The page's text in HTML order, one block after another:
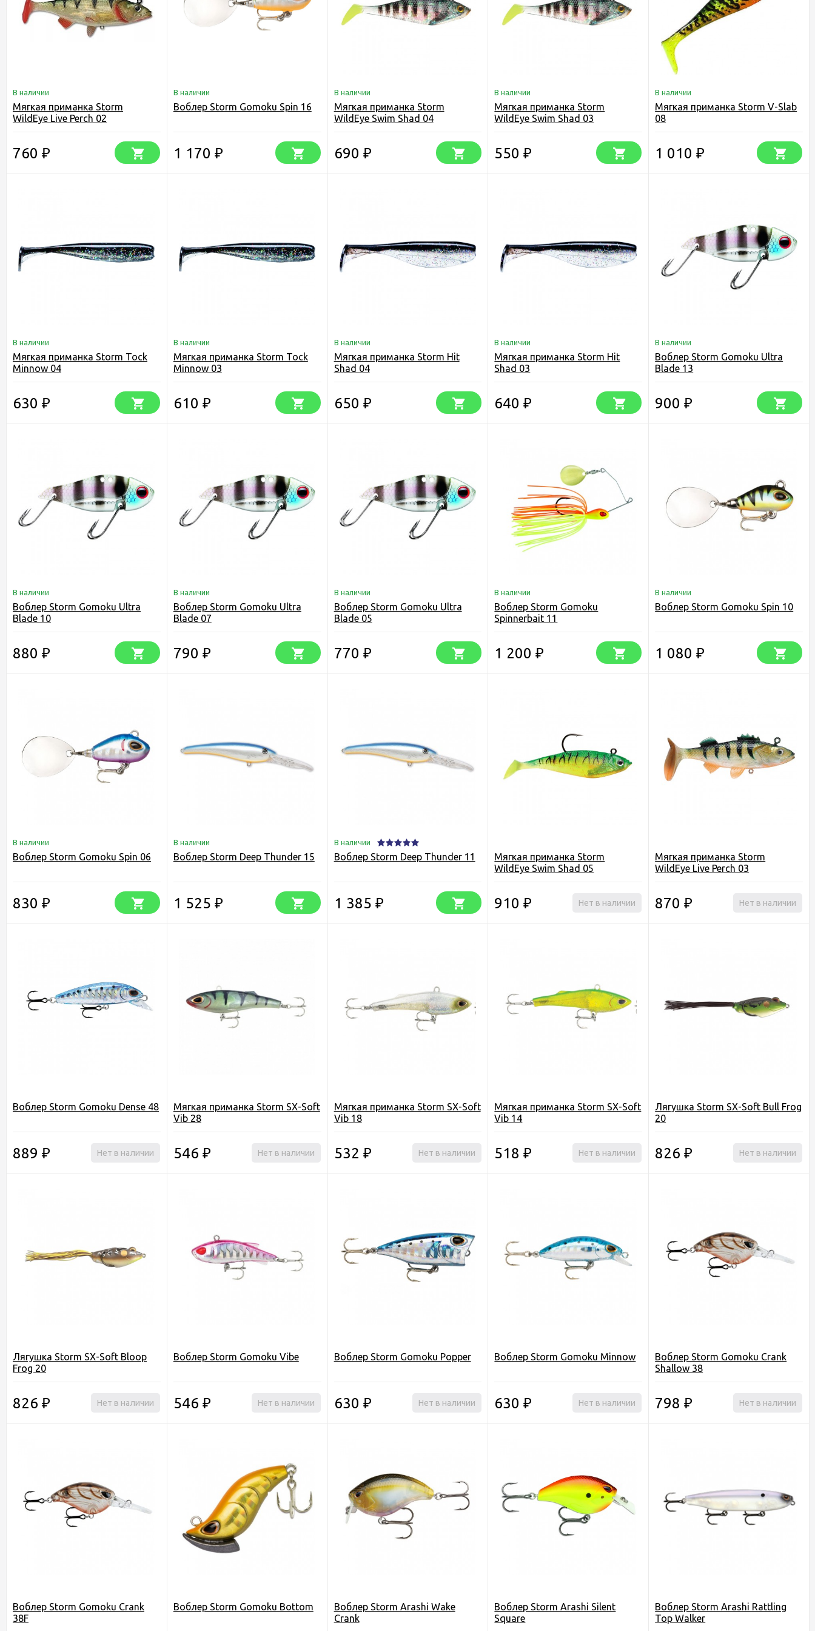
В наличии
Мягкая приманка Storm
WildEye Live Perch 02
760 ₽
В наличии
Воблер Storm Gomoku Spin 16
1 170 ₽
В наличии
Мягкая приманка Storm
WildEye Swim Shad 04
690 ₽
В наличии
Мягкая приманка Storm
WildEye Swim Shad 03
550₽
В наличии
Мягкая приманка Storm V-Slab
08
1 010₽
В наличии
Мягкая приманка Storm Tock
Minnow 04
630 ₽
В наличии
Мягкая приманка Storm Tock
Minnow 03
610 ₽
В наличии
Мягкая приманка Storm Hit
Shad 04
650 ₽
В наличии
Мягкая приманка Storm Hit
Shad 03
640₽
В наличии
Воблер Storm Gomoku Ultra
Blade 13
900₽
В наличии
Воблер Storm Gomoku Ultra
Blade 10
880 ₽
В наличии
Воблер Storm Gomoku Ultra
Blade 07
790 ₽
В наличии
Воблер Storm Gomoku Ultra
Blade 05
770 ₽
В наличии
Воблер Storm Gomoku
Spinnerbait 11
1 200₽
В наличии
Воблер Storm Gomoku Spin 10
1 080₽
В наличии
Воблер Storm Gomoku Spin 06
830 ₽
В наличии
Воблер Storm Deep Thunder 15
1 525 ₽
В наличии
Воблер Storm Deep Thunder 11
1 385 ₽
Мягкая приманка Storm
WildEye Swim Shad 05
910₽ Нет в наличии
Мягкая приманка Storm
WildEye Live Perch 03
870₽ Нет в наличии
Воблер Storm Gomoku Dense 48
889 ₽ Нет в наличии
Мягкая приманка Storm SX-Soft
Vib 28
546 ₽ Нет в наличии
Мягкая приманка Storm SX-Soft
Vib 18
532 ₽ Нет в наличии
Мягкая приманка Storm SX-Soft
Vib 14
518₽ Нет в наличии
Лягушка Storm SX-Soft Bull Frog
20
826₽ Нет в наличии
Лягушка Storm SX-Soft Bloop
Frog 20
826 ₽ Нет в наличии
Воблер Storm Gomoku Vibe
546 ₽ Нет в наличии
Воблер Storm Gomoku Popper
630 ₽ Нет в наличии
Воблер Storm Gomoku Minnow
630₽ Нет в наличии
Воблер Storm Gomoku Crank
Shallow 38
798₽ Нет в наличии
Воблер Storm Gomoku Crank
38F
Воблер Storm Gomoku Bottom
Воблер Storm Arashi Wake
Crank
Воблер Storm Arashi Silent
Square
Воблер Storm Arashi Rattling
Top Walker